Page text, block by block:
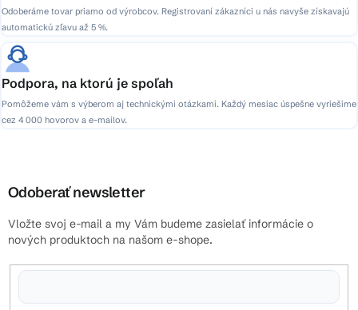
Odoberáme tovar priamo od výrobcov. Registrovaní zákazníci u nás navyše získavajú
automatickú zľavu až 5 %.
Podpora, na ktorú je spoľah
Pomôžeme vám s výberom aj technickými otázkami. Každý mesiac úspešne vyriešime
cez 4 000 hovorov a e-mailov.
Odoberať newsletter
Vložte svoj e-mail a my Vám budeme zasielať informácie o
nových produktoch na našom e-shope.